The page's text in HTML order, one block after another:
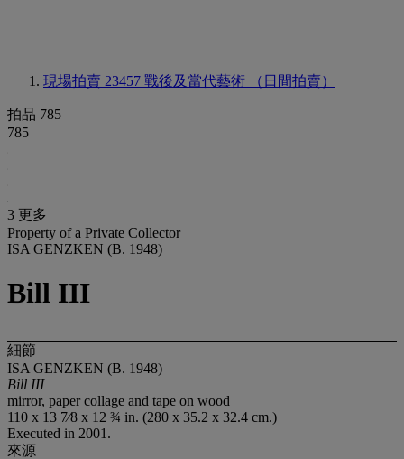
現場拍賣 23457 戰後及當代藝術 （日間拍賣）
拍品 785
785
3 更多
Property of a Private Collector
ISA GENZKEN (B. 1948)
Bill III
細節
ISA GENZKEN (B. 1948)
Bill III
mirror, paper collage and tape on wood
110 x 13 7⁄8 x 12 ¾ in. (280 x 35.2 x 32.4 cm.)
Executed in 2001.
來源